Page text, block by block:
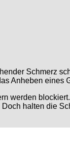
Schmerz
Anheben eines
werden
halten die